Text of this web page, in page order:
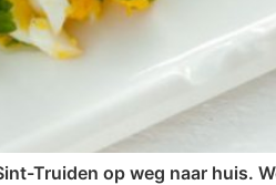
Truiden op weg naar huis.